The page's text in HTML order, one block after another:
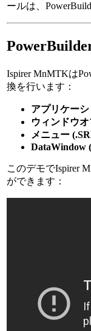
ールは、
Ispirer MnMTKは
換を行います：
アプリケー
ウィンドウ
メニュー
DataWindow
このデモでIspirer
ができます：